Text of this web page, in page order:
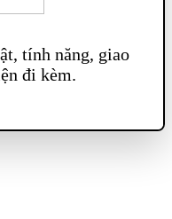
tính năng, giao
đi kèm.